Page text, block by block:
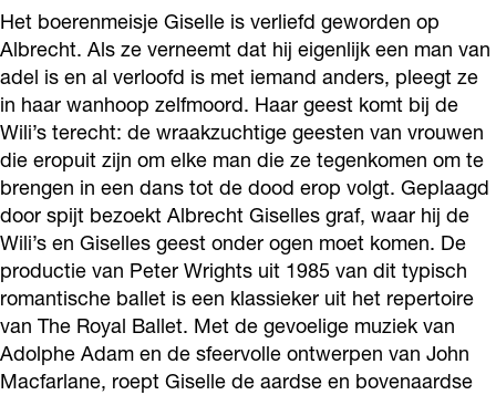
G
i
s
e
l
l
e
6
:
G
i
s
e
l
l
e
2
6
:
G
i
s
e
l
l
e
G
i
s
e
l
l
e
/
2
6
:
G
i
s
e
l
e
Het boerenmeisje Giselle is verliefd geworden op
Albrecht. Als ze verneemt dat hij eigenlijk een man van
adel is en al verloofd is met iemand anders, pleegt ze
in haar wanhoop zelfmoord. Haar geest komt bij de
Wili’s terecht: de wraakzuchtige geesten van vrouwen
die eropuit zijn om elke man die ze tegenkomen om te
brengen in een dans tot de dood erop volgt. Geplaagd
door spijt bezoekt Albrecht Giselles graf, waar hij de
Wili’s en Giselles geest onder ogen moet komen. De
productie van Peter Wrights uit 1985 van dit typisch
romantische ballet is een klassieker uit het repertoire
van The Royal Ballet. Met de gevoelige muziek van
Adolphe Adam en de sfeervolle ontwerpen van John
Macfarlane, roept Giselle de aardse en bovenaardse